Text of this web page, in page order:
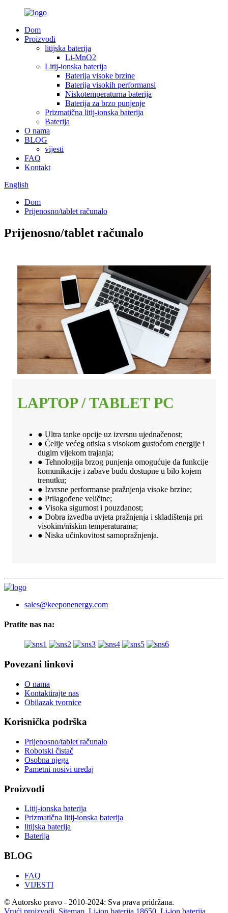
Dom
Proizvodi
litijska baterija
Li-MnO2
Litij-ionska baterija
Baterija visoke brzine
Baterija visokih performansi
Niskotemperaturna baterija
Baterija za brzo punjenje
Prizmatična litij-ionska baterija
Baterija
O nama
BLOG
vijesti
FAQ
Kontakt
English
Dom
Prijenosno/tablet računalo
Prijenosno/tablet računalo
LAPTOP / TABLET PC
● Ultra tanke opcije uz izvrsnu ujednačenost;
● Ćelije većeg otiska s visokom gustoćom energije i
dugim vijekom trajanja;
● Tehnologija brzog punjenja omogućuje da funkcije
komunikacije i zabave budu dostupne u bilo kojem
trenutku;
● Izvrsne performanse pražnjenja visoke brzine;
● Prilagođene veličine;
● Visoka sigurnost i pouzdanost;
● Dobra izvedba uvjeta pražnjenja i skladištenja pri
visokim/niskim temperaturama;
● Niska učinkovitost samopražnjenja.
sales@keeponenergy.com
Pratite nas na:
Povezani linkovi
O nama
Kontaktirajte nas
Obilazak tvornice
Korisnička podrška
Prijenosno/tablet računalo
Robotski čistač
Osobna njega
Pametni nosivi uređaj
Proizvodi
Litij-ionska baterija
Prizmatična litij-ionska baterija
litijska baterija
Baterija
BLOG
FAQ
VIJESTI
© Autorsko pravo - 2010-2024: Sva prava pridržana.
Vrući proizvodi Sitemap Li-ion baterija 18650 Li-ion baterija